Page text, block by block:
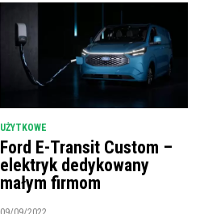
UŻYTKOWE
Ford E-Transit Custom –
elektryk dedykowany
małym firmom